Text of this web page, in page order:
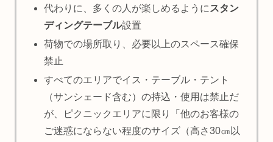
代わりに、多くの人が楽しめるように スタン
ディングテーブル設置
荷物での場所取り、必要以上のスペース確保
禁止
すべてのエリアでイス・テーブル・テント
（サンシェード含む）の持込・使用は禁止だ
が、ピクニックエリアに限り「他のお客様の
ご迷惑にならない程度のサイズ（高さ30㎝以